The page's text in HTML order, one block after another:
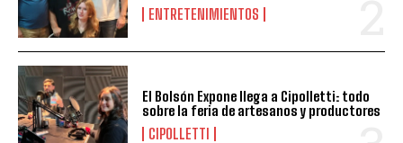
ENTRETENIMIENTOS
El Bolsón Expone llega a Cipolletti: todo
sobre la feria de artesanos y productores
CIPOLLETTI